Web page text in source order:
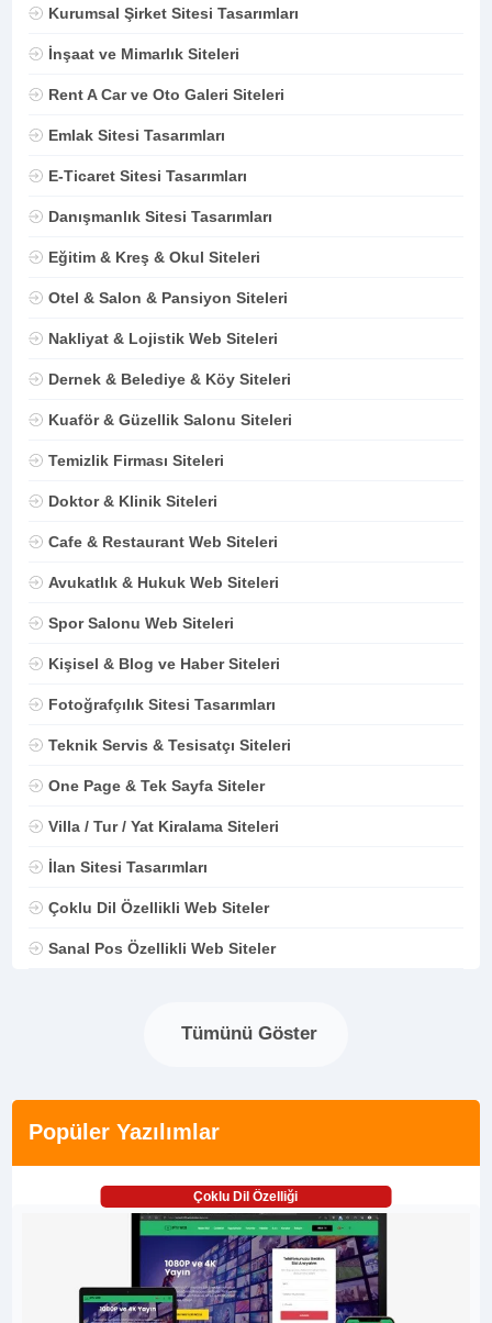
Kurumsal Şirket Sitesi Tasarımları
İnşaat ve Mimarlık Siteleri
Rent A Car ve Oto Galeri Siteleri
Emlak Sitesi Tasarımları
E-Ticaret Sitesi Tasarımları
Danışmanlık Sitesi Tasarımları
Eğitim & Kreş & Okul Siteleri
Otel & Salon & Pansiyon Siteleri
Nakliyat & Lojistik Web Siteleri
Dernek & Belediye & Köy Siteleri
Kuaför & Güzellik Salonu Siteleri
Temizlik Firması Siteleri
Doktor & Klinik Siteleri
Cafe & Restaurant Web Siteleri
Avukatlık & Hukuk Web Siteleri
Spor Salonu Web Siteleri
Kişisel & Blog ve Haber Siteleri
Fotoğrafçılık Sitesi Tasarımları
Teknik Servis & Tesisatçı Siteleri
One Page & Tek Sayfa Siteler
Villa / Tur / Yat Kiralama Siteleri
İlan Sitesi Tasarımları
Çoklu Dil Özellikli Web Siteler
Sanal Pos Özellikli Web Siteler
Tümünü Göster
Popüler Yazılımlar
Çoklu Dil Özelliği